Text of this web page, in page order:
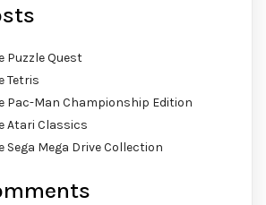
Puzzle Quest
Tetris
Pac-Man Championship Edition
Atari Classics
Sega Mega Drive Collection